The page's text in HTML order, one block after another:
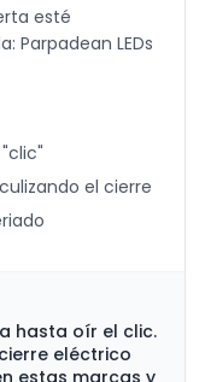
esté
Parpadean LEDs
el cierre
hasta oír el clic.
eléctrico